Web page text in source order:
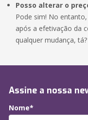
Posso alterar o
Pode sim! No
após a efetivação da
qualquer mudança, tá?
Assine a nossa
Nome*